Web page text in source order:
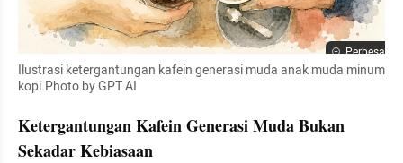
Perbesar
Ilustrasi ketergantungan kafein generasi muda anak muda minum
kopi.Photo by GPT AI
Ketergantungan Kafein Generasi Muda Bukan
Sekadar Kebiasaan